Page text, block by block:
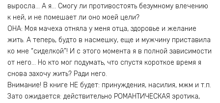
выросла… А я… Смогу ли противостоять безумному влечению
к ней, и не помешает ли оно моей цели?
ОНА: Моя мачеха отняла у меня отца, здоровье и желание
жить. А теперь, будто в насмешку, еще и мужчину приставила
ко мне “сиделкой”! И с этого момента я в полной зависимости
от него… Но кто мог подумать, что спустя короткое время я
снова захочу жить? Ради него.
Внимание! В книге НЕ будет: принуждения, насилия, мжм и т.п.
Зато ожидается: действительно РОМАНТИЧЕСКАЯ эротика,